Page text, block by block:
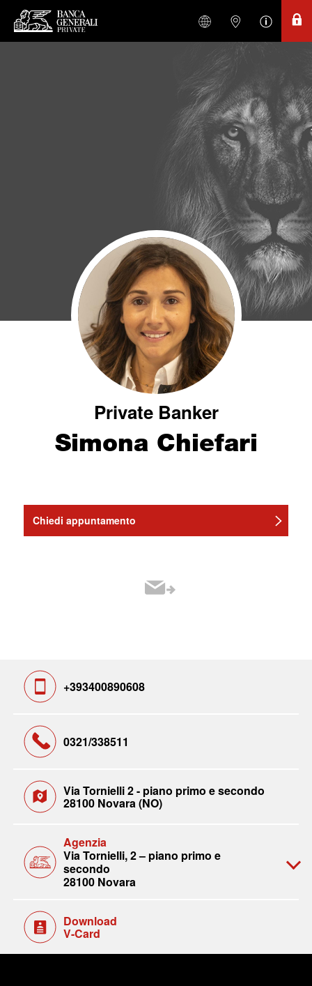
Private Banker
Simona Chiefari
Chiedi appuntamento
+393400890608
0321/338511
Via Tornielli 2 - piano primo e secondo
28100 Novara (NO)
Agenzia
Via Tornielli, 2 – piano primo e
secondo
28100 Novara
Download
V-Card